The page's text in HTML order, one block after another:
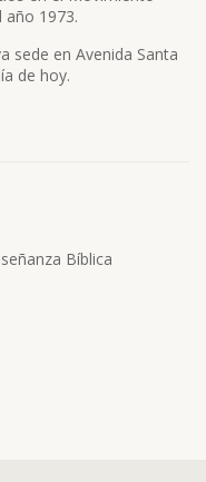
año 1973.
sede en Avenida Santa
de hoy.
Bíblica